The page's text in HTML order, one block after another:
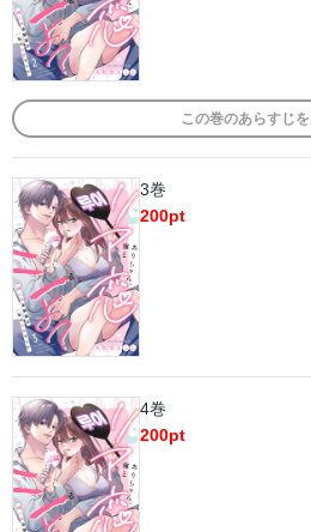
この巻のあらすじを
3巻
200pt
4巻
200pt